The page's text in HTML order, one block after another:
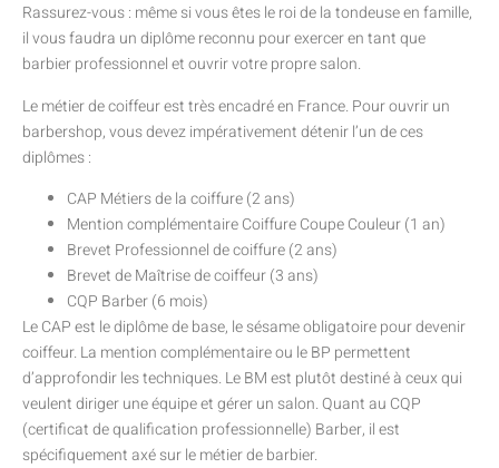
Rassurez-vous : même si vous êtes le roi de la tondeuse en famille,
il vous faudra un diplôme reconnu pour exercer en tant que
barbier professionnel et ouvrir votre propre salon.
Le métier de coiffeur est très encadré en France. Pour ouvrir un
barbershop, vous devez impérativement détenir l’un de ces
diplômes :
CAP Métiers de la coiffure (2 ans)
Mention complémentaire Coiffure Coupe Couleur (1 an)
Brevet Professionnel de coiffure (2 ans)
Brevet de Maîtrise de coiffeur (3 ans)
CQP Barber (6 mois)
Le CAP est le diplôme de base, le sésame obligatoire pour devenir
coiffeur. La mention complémentaire ou le BP permettent
d’approfondir les techniques. Le BM est plutôt destiné à ceux qui
veulent diriger une équipe et gérer un salon. Quant au CQP
(certificat de qualification professionnelle) Barber, il est
spécifiquement axé sur le métier de barbier.